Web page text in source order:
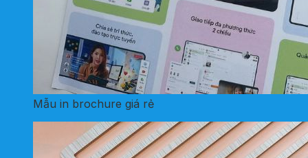
Mẫu in brochure giá rẻ